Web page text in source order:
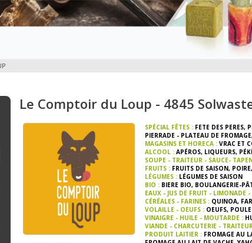
Le Comptoir du Loup - 4845
SPÉCIAL FÊTES : FETE DES PERES,
PIERRADE - PLATEAU DE FROMAGE
MAGASINS ET HORECA : VRAC ET
ALCOOL : APÉROS,LIQUEURS,
SOUPE - TRAITEUR - SAUCE-
FRUITS : FRUITS DE SAISON,POIRE,
LÉGUMES : LÉGUMES DE SAISON
BIO : BIERE BIO,BOULANGERIE-
EAUX - JUS DE FRUIT - LIMONADE -
CÉRÉALES - FARINES : QUINOA,
VOLAILLE - OEUFS : OEUFS,
VINAIGRE - HUILE - MOUTARDE :
VIANDE - CHARCUTERIE -
PRODUIT LAITIER : FROMAGE AU